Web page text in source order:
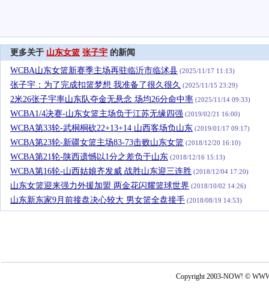
更多关于 山东女篮 张子宇 的新闻
WCBA山东女篮新赛季主场再驻临沂市临沭县 (2025/11/17 11:13)
张子宇：为了完成扣篮梦想 我准备了很久很久 (2025/11/15 23:29)
2米26张子宇率山东队夺金无悬念 场均26分命中率 (2025/11/14 09:33)
WCBA1/4决赛-山东女篮主场负于江苏无缘四强 (2019/02/21 16:00)
WCBA第33轮-武桐桐砍22+13+14 山西客场负山东 (2019/01/17 09:17)
WCBA第23轮-新疆女篮主场83-73击败山东女篮 (2018/12/20 16:10)
WCBA第21轮-陕西遗憾以1分之差负于山东 (2018/12/16 15:13)
WCBA第16轮-山西姑娘齐发威 战胜山东迎三连胜 (2018/12/04 17:20)
山东女篮迎来强力外援加盟 两金花闪耀篮球世界 (2018/10/02 14:26)
山东新东家9月前接盘决心较大 男女篮全盘接手 (2018/08/19 14:53)
Copyright 2003-NOW! ©